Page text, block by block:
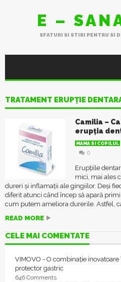
E –
SFATURI SI STIRI PENTRU SI
TRATAMENT ERUPȚIE
Camilia –
erupția
MAMA SI COPILUL
0
Erupțiile
mici, mai ales
dureri și inflamații ale gingiilor. Deși
diferit atunci când încep să apară
cum putem ameliora durerile. Astfel,
READ MORE
CELE MAI COMENTATE
VIMOVO - O combinație
protector gastric
646 Comments